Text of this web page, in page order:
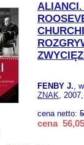
FENBY J.,
ZNAK,
cena netto:
cena